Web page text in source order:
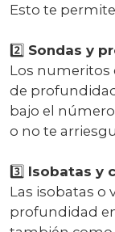
Esto te
2️⃣ Sondas y
Los numeritos
de
bajo el
o no te
3️⃣ Isobatas y
Las isobatas o
profundidad